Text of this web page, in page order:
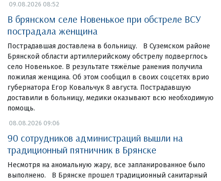
09.08.2026 08:52
В брянском селе Новенькое при обстреле ВСУ
пострадала женщина
Пострадавшая доставлена в больницу. В Суземском районе
Брянской области артиллерийскому обстрелу подверглось
село Новенькое. В результате тяжёлые ранения получила
пожилая женщина. Об этом сообщил в своих соцсетях врио
губернатора Егор Ковальчук 8 августа. Пострадавшую
доставили в больницу, медики оказывают всю необходимую
помощь.
08.08.2026 09:06
90 сотрудников администраций вышли на
традиционный пятничник в Брянске
Несмотря на аномальную жару, все запланированное было
выполнено. В Брянске прошел традиционный санитарный